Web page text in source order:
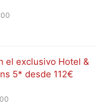
el exclusivo Hotel &
5* desde 112€